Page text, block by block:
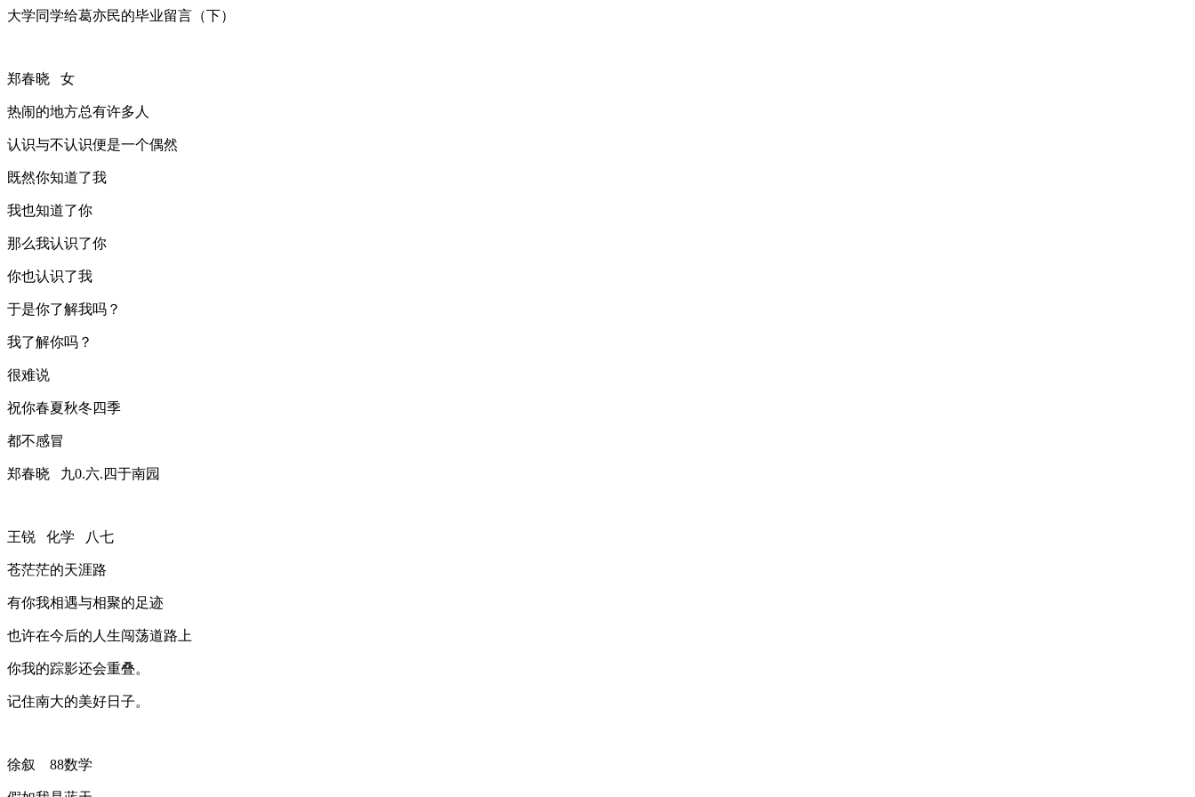
大学同学给葛亦民的毕业留言（下）
郑春晓 女
热闹的地方总有许多人
认识与不认识便是一个偶然
既然你知道了我
我也知道了你
那么我认识了你
你也认识了我
于是你了解我吗？
我了解你吗？
很难说
祝你春夏秋冬四季
都不感冒
郑春晓 九0.六.四于南园
王锐 化学 八七
苍茫茫的天涯路
有你我相遇与相聚的足迹
也许在今后的人生闯荡道路上
你我的踪影还会重叠。
记住南大的美好日子。
徐叙 88数学